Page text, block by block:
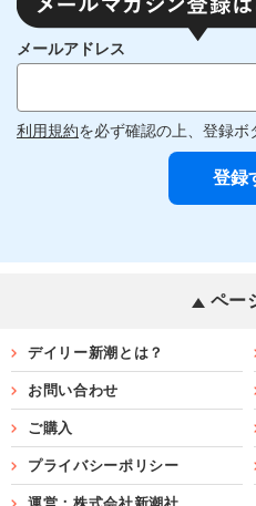
メールアドレス
利用規約を必ず確認の上、登録ボ
ペー
デイリー新潮とは？
お問い合わせ
ご購入
プライバシーポリシー